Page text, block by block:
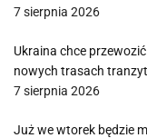
7 sierpnia 2026
Ukraina chce
nowych trasach
7 sierpnia 2026
Już we wtorek będzie